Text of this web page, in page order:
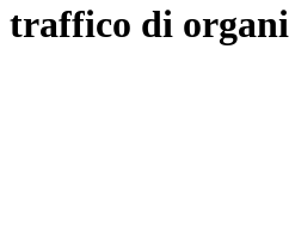
traffico di organi